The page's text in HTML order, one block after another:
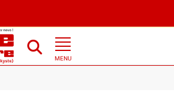
MENU
par répartition : payée par les